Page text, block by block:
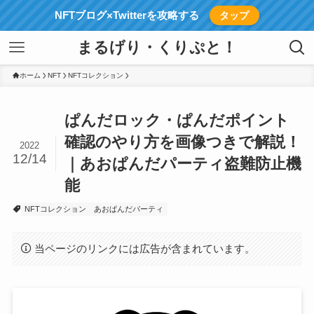
NFTブログ×Twitterを攻略する タップ
まるげり・くりぷと！
ホーム NFT NFTコレクション
ぱんだロック・ぱんだポイント
確認のやり方を画像つきで解説！
｜あおぱんだパーティ盗難防止機
能
2022
12/14
NFTコレクション あおぱんだパーティ
当ページのリンクには広告が含まれています。